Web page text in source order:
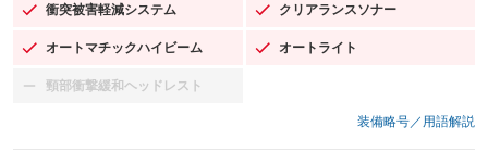
衝突被害軽減システム
：装備あり クリアランスソナー
：装備あり
オートマチックハイビーム
：装備あり オートライト
：装備あり
頸部衝撃緩和ヘッドレスト
：装備なし
装備略号／用語解説